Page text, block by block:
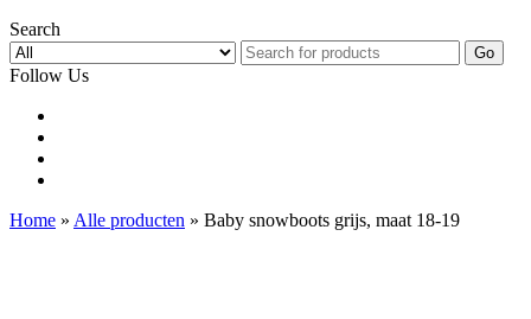
Search
Go
Follow Us
Home » Alle producten » Baby snowboots grijs, maat 18-19